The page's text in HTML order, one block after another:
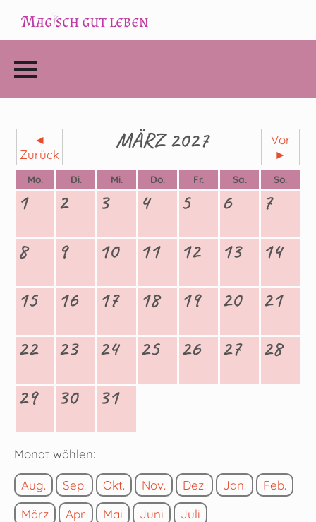
◄
Zurück
MÄRZ 2027
Vor
►
Mo. Di. Mi. Do. Fr. Sa. So.
1 2 3 4 5 6
7
8
9 10 11 12 13
14
15
16 17 18 19 20
21
22
23 24 25 26 27
28
29
30 31
Monat wählen:
Aug. Sep. Okt. Nov. Dez. Jan.
Feb.
März
Apr. Mai Juni Juli